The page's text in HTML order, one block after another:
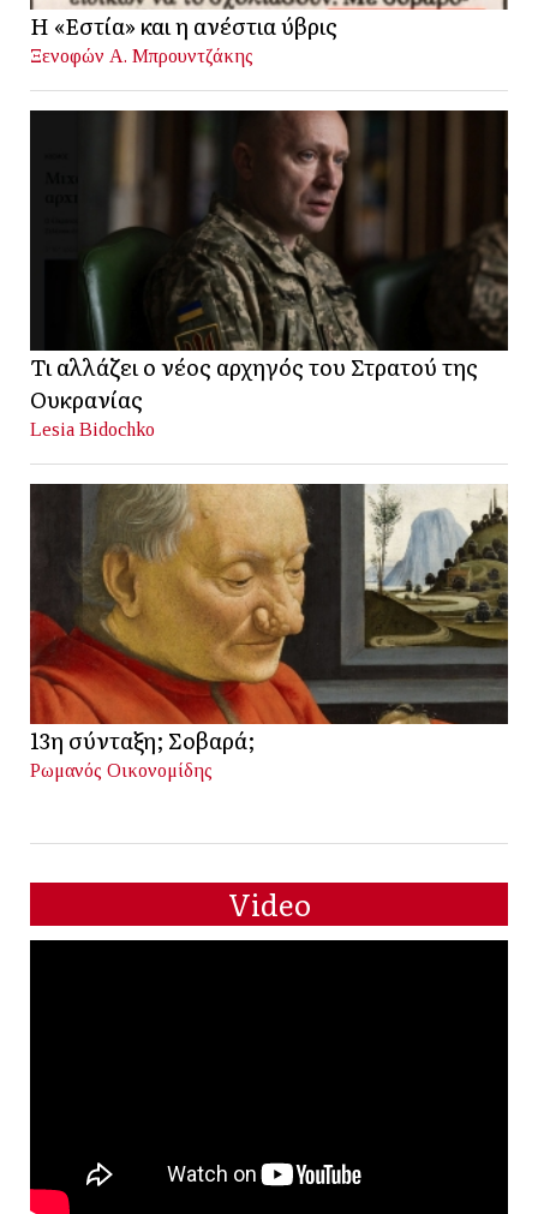
Η «Εστία» και η ανέστια ύβρις
Ξενοφών Α. Μπρουντζάκης
Τι αλλάζει ο νέος αρχηγός του Στρατού της
Ουκρανίας
Lesia Bidochko
13η σύνταξη; Σοβαρά;
Ρωμανός Οικονομίδης
Video